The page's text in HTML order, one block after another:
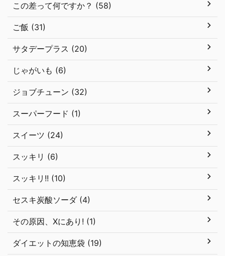
この差って何ですか？ (58)
ご飯 (31)
サタデープラス (20)
じゃがいも (6)
ジョブチューン (32)
スーパーフード (1)
スイーツ (24)
スッキリ (6)
スッキリ!! (10)
セスキ炭酸ソーダ (4)
その原因、Xにあり! (1)
ダイエットの知恵袋 (19)